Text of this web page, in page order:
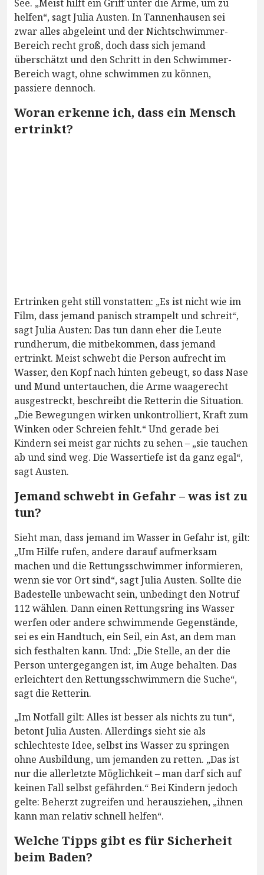
See. „Meist hilft ein Griff unter die Arme, um zu
helfen“, sagt Julia Austen. In Tannenhausen sei
zwar alles abgeleint und der Nichtschwimmer-
Bereich recht groß, doch dass sich jemand
überschätzt und den Schritt in den Schwimmer-
Bereich wagt, ohne schwimmen zu können,
passiere dennoch.
Woran erkenne ich, dass ein Mensch
ertrinkt?
Ertrinken geht still vonstatten: „Es ist nicht wie im
Film, dass jemand panisch strampelt und schreit“,
sagt Julia Austen: Das tun dann eher die Leute
rundherum, die mitbekommen, dass jemand
ertrinkt. Meist schwebt die Person aufrecht im
Wasser, den Kopf nach hinten gebeugt, so dass Nase
und Mund untertauchen, die Arme waagerecht
ausgestreckt, beschreibt die Retterin die Situation.
„Die Bewegungen wirken unkontrolliert, Kraft zum
Winken oder Schreien fehlt.“ Und gerade bei
Kindern sei meist gar nichts zu sehen – „sie tauchen
ab und sind weg. Die Wassertiefe ist da ganz egal“,
sagt Austen.
Jemand schwebt in Gefahr – was ist zu
tun?
Sieht man, dass jemand im Wasser in Gefahr ist, gilt:
„Um Hilfe rufen, andere darauf aufmerksam
machen und die Rettungsschwimmer informieren,
wenn sie vor Ort sind“, sagt Julia Austen. Sollte die
Badestelle unbewacht sein, unbedingt den Notruf
112 wählen. Dann einen Rettungsring ins Wasser
werfen oder andere schwimmende Gegenstände,
sei es ein Handtuch, ein Seil, ein Ast, an dem man
sich festhalten kann. Und: „Die Stelle, an der die
Person untergegangen ist, im Auge behalten. Das
erleichtert den Rettungsschwimmern die Suche“,
sagt die Retterin.
„Im Notfall gilt: Alles ist besser als nichts zu tun“,
betont Julia Austen. Allerdings sieht sie als
schlechteste Idee, selbst ins Wasser zu springen
ohne Ausbildung, um jemanden zu retten. „Das ist
nur die allerletzte Möglichkeit – man darf sich auf
keinen Fall selbst gefährden.“ Bei Kindern jedoch
gelte: Beherzt zugreifen und herausziehen, „ihnen
kann man relativ schnell helfen“.
Welche Tipps gibt es für Sicherheit
beim Baden?